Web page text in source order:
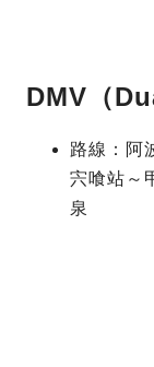
DMV（
路線：阿
宍喰站～
泉